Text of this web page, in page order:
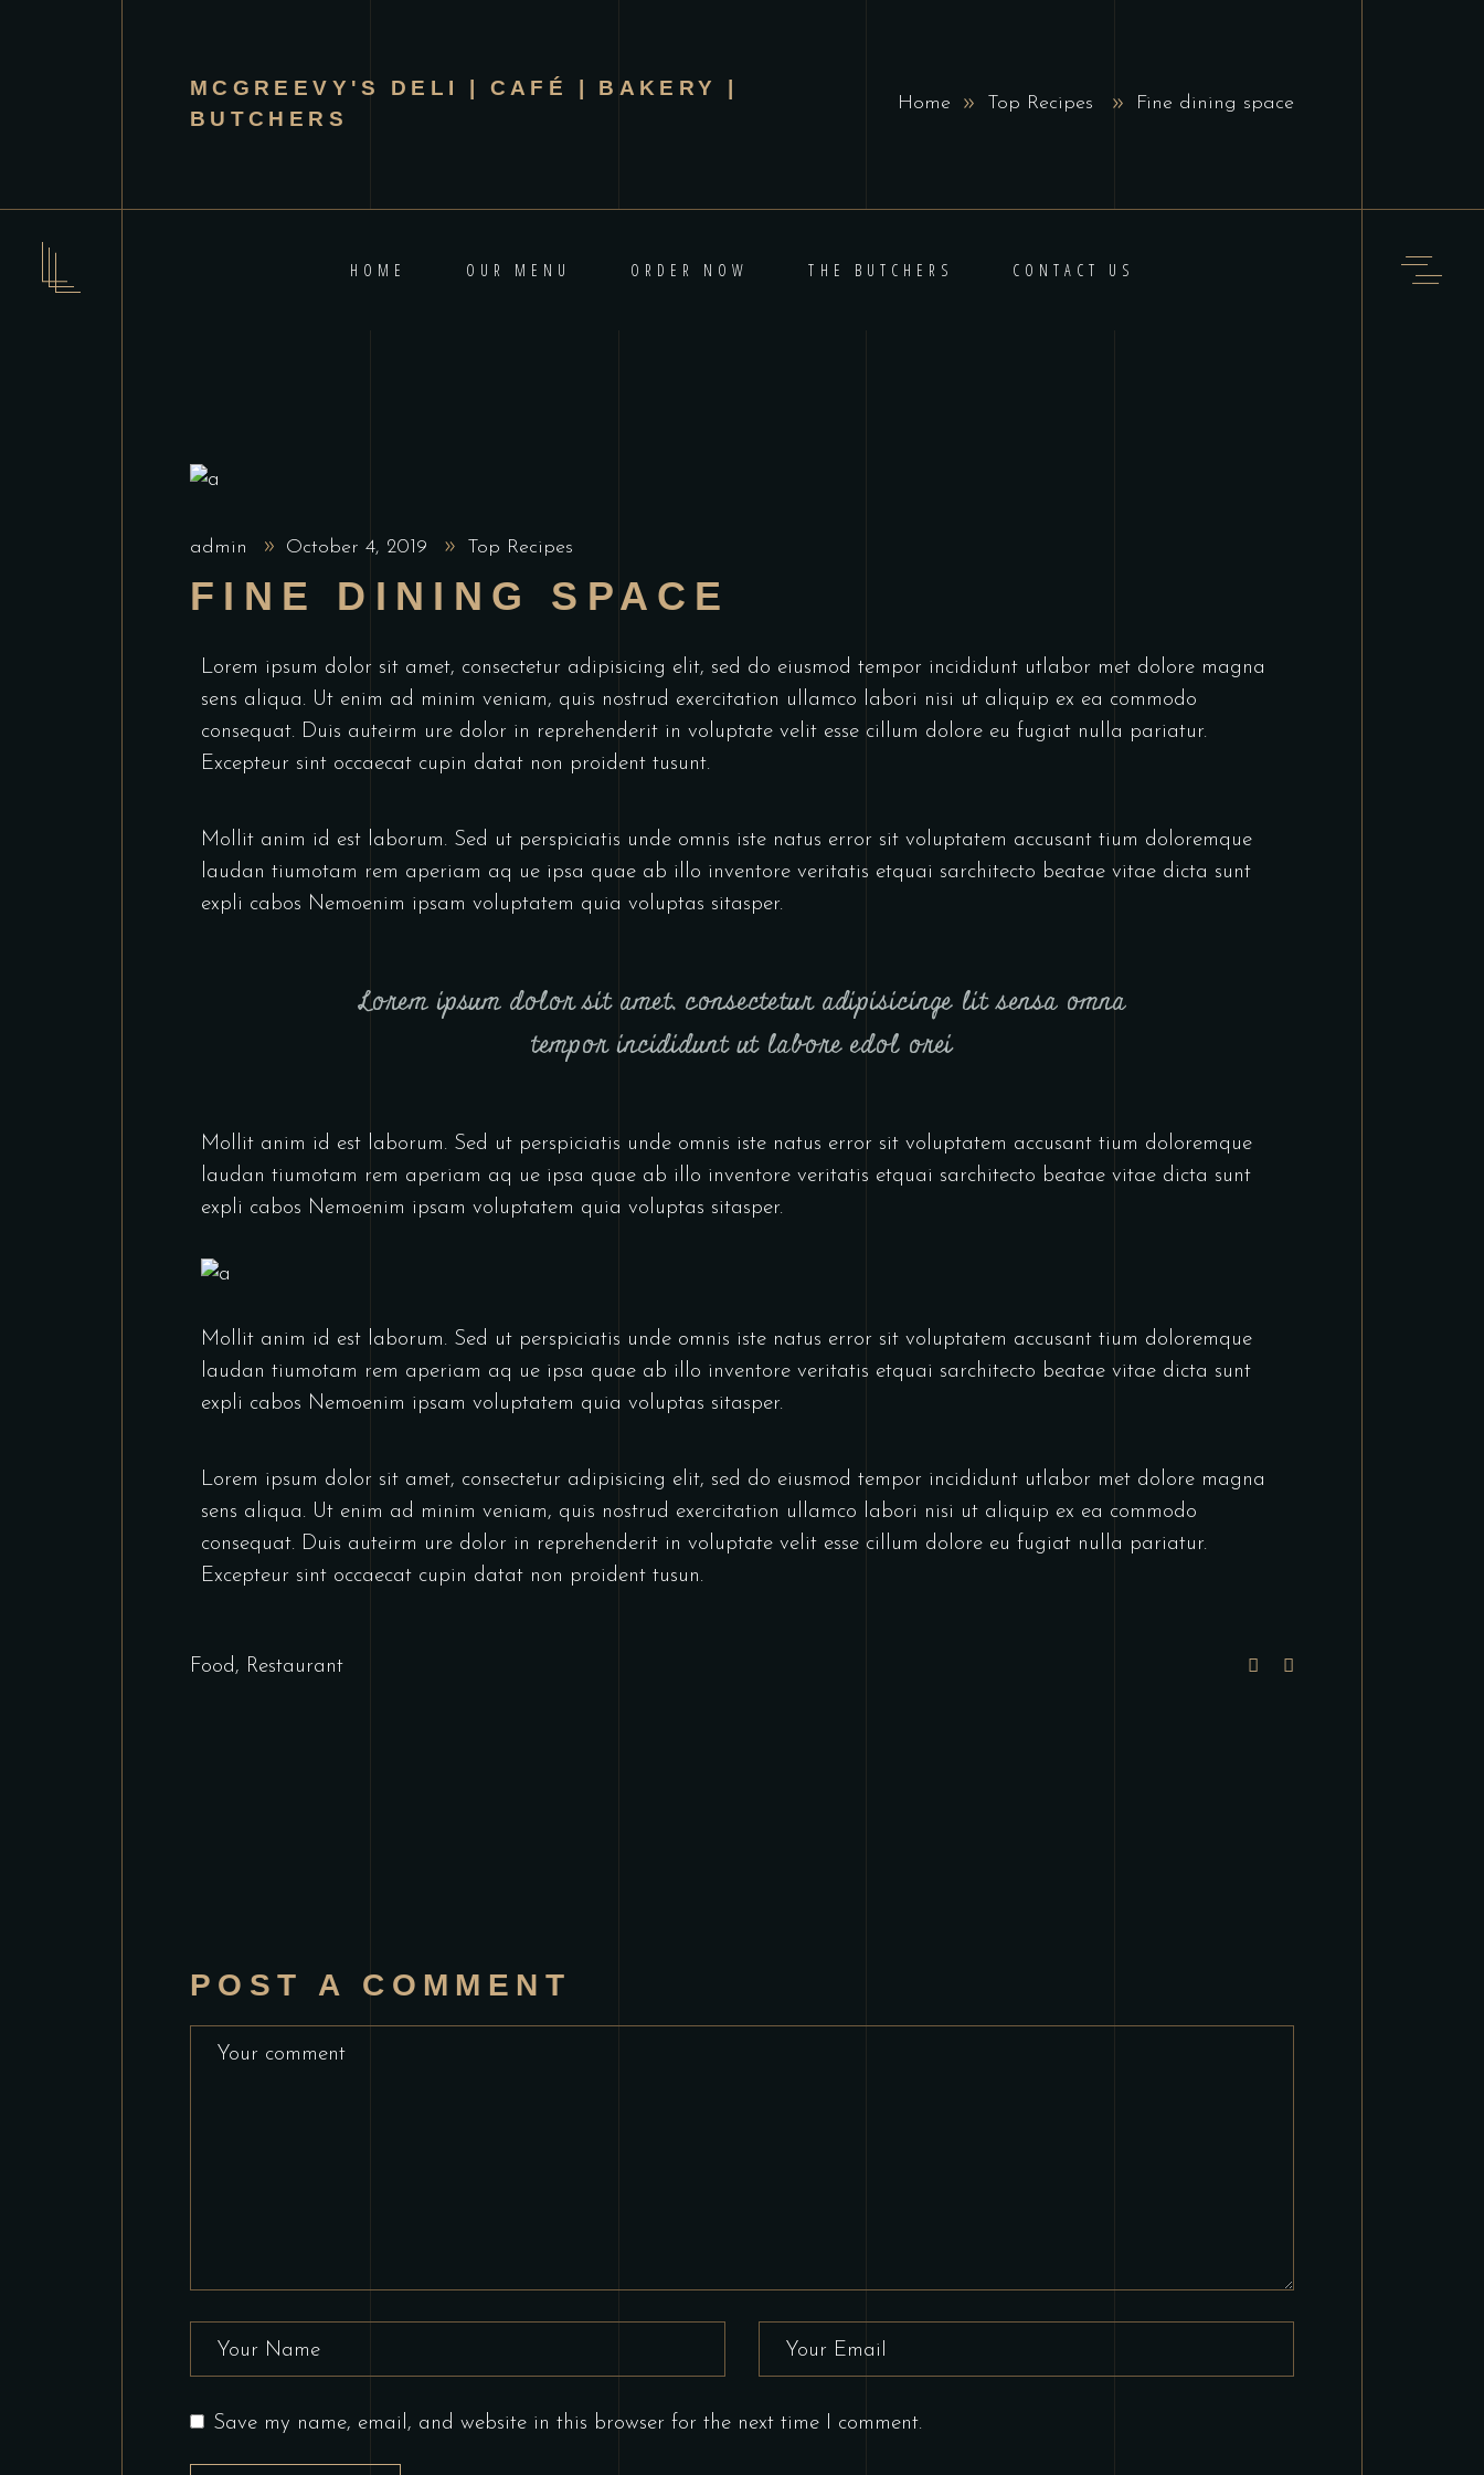
MCGREEVY'S DELI | CAFÉ | BAKERY |
BUTCHERS
Home Top Recipes Fine dining space
HOME OUR MENU ORDER NOW THE BUTCHERS CONTACT US
admin October 4, 2019 Top Recipes
FINE DINING SPACE
Lorem ipsum dolor sit amet, consectetur adipisicing elit, sed do eiusmod tempor incididunt utlabor met dolore magna
sens aliqua. Ut enim ad minim veniam, quis nostrud exercitation ullamco labori nisi ut aliquip ex ea commodo
consequat. Duis auteirm ure dolor in reprehenderit in voluptate velit esse cillum dolore eu fugiat nulla pariatur.
Excepteur sint occaecat cupin datat non proident tusunt.
Mollit anim id est laborum. Sed ut perspiciatis unde omnis iste natus error sit voluptatem accusant tium doloremque
laudan tiumotam rem aperiam aq ue ipsa quae ab illo inventore veritatis etquai sarchitecto beatae vitae dicta sunt
expli cabos Nemoenim ipsam voluptatem quia voluptas sitasper.
Lorem ipsum dolor sit amet, consectetur adipisicinge lit sensa omna
tempor incididunt ut labore edol orei
Mollit anim id est laborum. Sed ut perspiciatis unde omnis iste natus error sit voluptatem accusant tium doloremque
laudan tiumotam rem aperiam aq ue ipsa quae ab illo inventore veritatis etquai sarchitecto beatae vitae dicta sunt
expli cabos Nemoenim ipsam voluptatem quia voluptas sitasper.
Mollit anim id est laborum. Sed ut perspiciatis unde omnis iste natus error sit voluptatem accusant tium doloremque
laudan tiumotam rem aperiam aq ue ipsa quae ab illo inventore veritatis etquai sarchitecto beatae vitae dicta sunt
expli cabos Nemoenim ipsam voluptatem quia voluptas sitasper.
Lorem ipsum dolor sit amet, consectetur adipisicing elit, sed do eiusmod tempor incididunt utlabor met dolore magna
sens aliqua. Ut enim ad minim veniam, quis nostrud exercitation ullamco labori nisi ut aliquip ex ea commodo
consequat. Duis auteirm ure dolor in reprehenderit in voluptate velit esse cillum dolore eu fugiat nulla pariatur.
Excepteur sint occaecat cupin datat non proident tusun.
Food, Restaurant
POST A COMMENT
Save my name, email, and website in this browser for the next time I comment.